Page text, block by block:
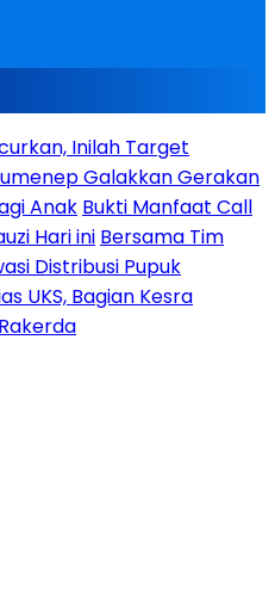
Inilah Target
Galakkan Gerakan
Anak Bukti Manfaat Call
Hari ini Bersama Tim
Distribusi Pupuk
UKS, Bagian Kesra